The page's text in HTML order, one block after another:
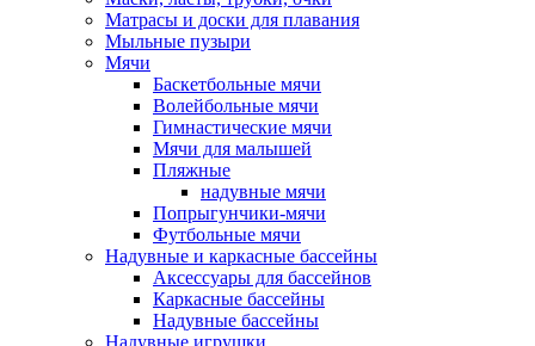
Матрасы и доски для плавания
Мыльные пузыри
Мячи
Баскетбольные мячи
Волейбольные мячи
Гимнастические мячи
Мячи для малышей
Пляжные
надувные мячи
Попрыгунчики-мячи
Футбольные мячи
Надувные и каркасные бассейны
Аксессуары для бассейнов
Каркасные бассейны
Надувные бассейны
Надувные игрушки